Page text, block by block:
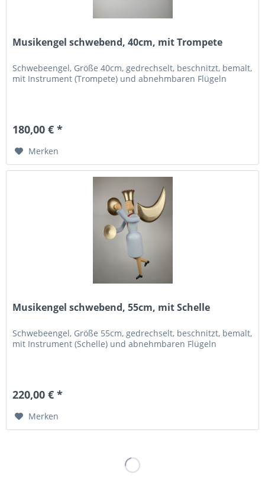
Musikengel schwebend, 40cm, mit Trompete
Schwebeengel, Größe 40cm, gedrechselt, beschnitzt, bemalt,
mit Instrument (Trompete) und abnehmbaren Flügeln
180,00 € *
Merken
Musikengel schwebend, 55cm, mit Schelle
Schwebeengel, Größe 55cm, gedrechselt, beschnitzt, bemalt,
mit Instrument (Schelle) und abnehmbaren Flügeln
220,00 € *
Merken